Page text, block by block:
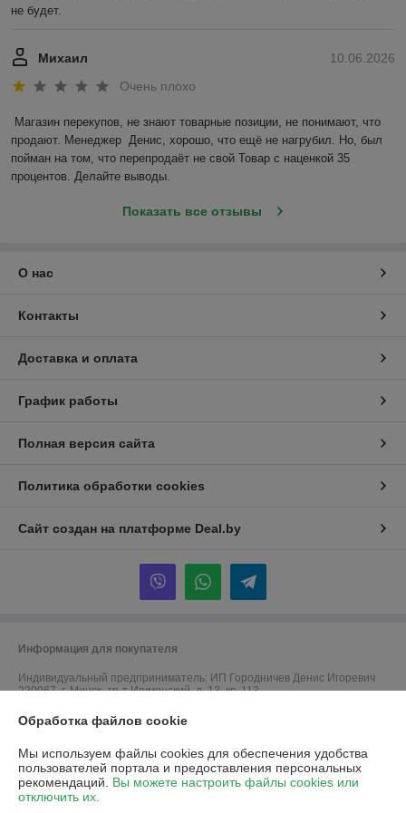
не будет.
10.06.2026
Михаил
Очень плохо
Магазин перекупов, не знают товарные позиции, не понимают, что
продают. Менеджер  Денис, хорошо, что ещё не нагрубил. Но, был
пойман на том, что перепродаёт не свой Товар с наценкой 35
процентов. Делайте выводы.
Показать все отзывы
О нас
Контакты
Доставка и оплата
График работы
Полная версия сайта
Политика обработки cookies
Сайт создан на платформе Deal.by
Информация для покупателя
Индивидуальный предприниматель: ИП Городничев Денис Игоревич
220067, г. Минск, тр-т Игуменский, д. 13, кв. 113
Регистрационный номер ЕГР: 192707390
УНП: 192707390
Регистрационный орган: Минский городской исполнительный комитет
Обработка файлов cookie
Мы используем файлы cookies для обеспечения удобства
пользователей портала и предоставления персональных
рекомендаций. Вы можете настроить файлы cookies или
отключить их.